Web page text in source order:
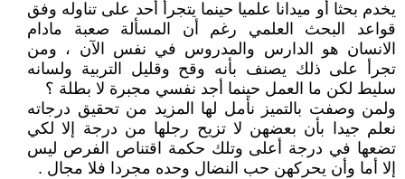
يخدم بحثا أو ميدانا علميا حينما يتجرأ أحد على تناوله وفق
قواعد البحث العلمي رغم أن المسألة صعبة مادام
الانسان هو الدارس والمدروس في نفس الآن ، ومن
تجرأ على ذلك يصنف بأنه وقح وقليل التربية ولسانه
سليط لكن ما العمل حينما أجد نفسي مجبرة لا بطلة ؟
ولمن وصفت بالتميز نأمل لها المزيد من تحقيق درجاته
نعلم جيدا بأن بعضهن لا تزيح رجلها من درجة إلا لكي
تضعها في درجة أعلى وتلك حكمة اقتناص الفرص ليس
إلا أما وأن يحركهن حب النضال وحده مجردا فلا مجال .